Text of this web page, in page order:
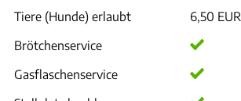
Tiere (Hunde) erlaubt
6,50 EUR
Brötchenservice
Gasflaschenservice